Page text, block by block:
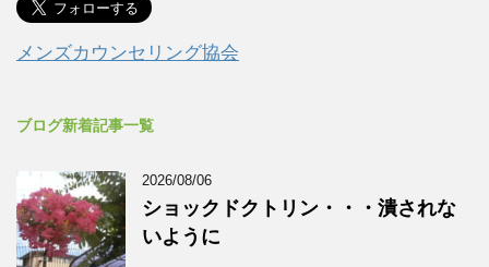
メンズカウンセリング協会
ブログ新着記事一覧
2026/08/06
ショックドクトリン・・・潰されな
いように